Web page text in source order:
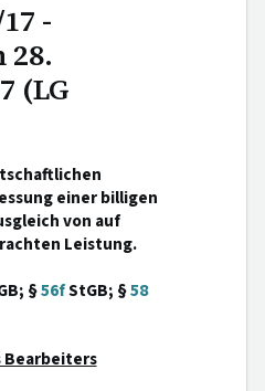
-
28.
(LG
einer billigen
von auf
Leistung.
§56fStGB; §58